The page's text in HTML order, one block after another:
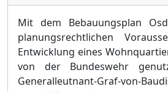
Mit dem Bebauungsplan
planungsrechtlichen
Entwicklung eines
von der Bundeswehr
Generalleutnant-Graf-von-